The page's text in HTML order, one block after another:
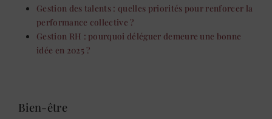
Gestion des talents : quelles priorités pour renforcer la
performance collective ?
Gestion RH : pourquoi déléguer demeure une bonne
idée en 2025 ?
Bien-être